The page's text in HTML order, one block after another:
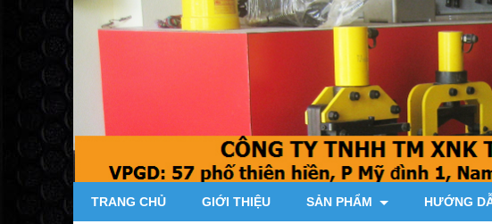
TRANG CHỦ GIỚI THIỆU SẢN PHẨM HƯỚNG